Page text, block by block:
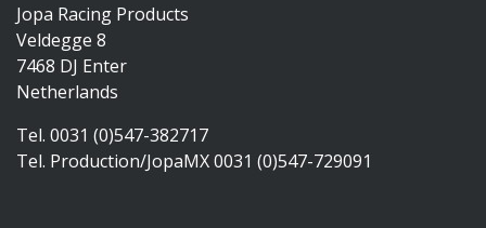
Jopa Racing Products
Veldegge 8
7468 DJ Enter
Netherlands
Tel. 0031 (0)547-382717
Tel. Production/JopaMX 0031 (0)547-729091